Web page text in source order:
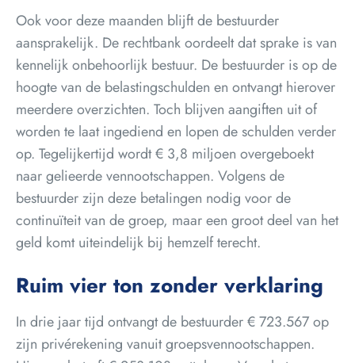
Ook voor deze maanden blijft de bestuurder
aansprakelijk. De rechtbank oordeelt dat sprake is van
kennelijk onbehoorlijk bestuur. De bestuurder is op de
hoogte van de belastingschulden en ontvangt hierover
meerdere overzichten. Toch blijven aangiften uit of
worden te laat ingediend en lopen de schulden verder
op. Tegelijkertijd wordt € 3,8 miljoen overgeboekt
naar gelieerde vennootschappen. Volgens de
bestuurder zijn deze betalingen nodig voor de
continuïteit van de groep, maar een groot deel van het
geld komt uiteindelijk bij hemzelf terecht.
Ruim vier ton zonder verklaring
In drie jaar tijd ontvangt de bestuurder € 723.567 op
zijn privérekening vanuit groepsvennootschappen.